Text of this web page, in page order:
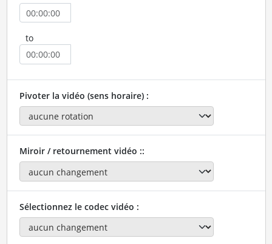
to
Pivoter la vidéo (sens horaire) :
Miroir / retournement vidéo ::
Sélectionnez le codec vidéo :